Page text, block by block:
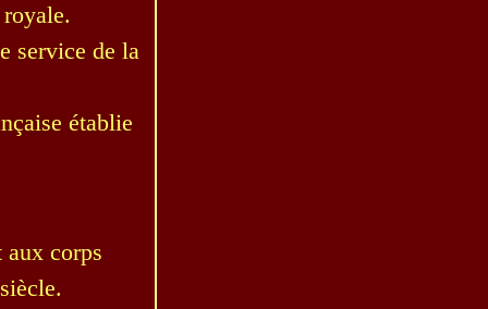
service de la
établie
aux corps